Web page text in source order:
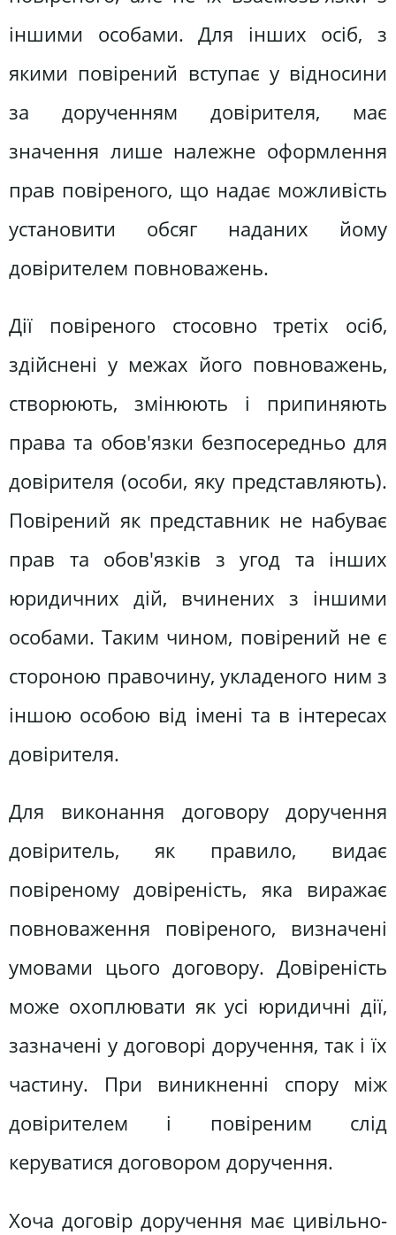
іншими особами. Для інших осіб, з
якими повірений вступає у відносини
за дорученням довірителя, має
значення лише належне оформлення
прав повіреного, що надає можливість
установити обсяг наданих йому
довірителем повноважень.
Дії повіреного стосовно третіх осіб,
здійснені у межах його повноважень,
створюють, змінюють і припиняють
права та обов'язки безпосередньо для
довірителя (особи, яку представляють).
Повірений як представник не набуває
прав та обов'язків з угод та інших
юридичних дій, вчинених з іншими
особами. Таким чином, повірений не є
стороною правочину, укладеного ним з
іншою особою від імені та в інтересах
довірителя.
Для виконання договору доручення
довіритель, як правило, видає
повіреному довіреність, яка виражає
повноваження повіреного, визначені
умовами цього договору. Довіреність
може охоплювати як усі юридичні дії,
зазначені у договорі доручення, так і їх
частину. При виникненні спору між
довірителем і повіреним слід
керуватися договором доручення.
Хоча договір доручення має цивільно-